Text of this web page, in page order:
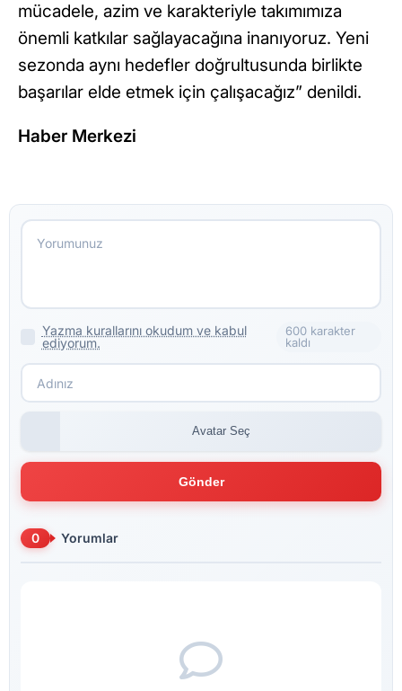
mücadele, azim ve karakteriyle takımımıza
önemli katkılar sağlayacağına inanıyoruz. Yeni
sezonda aynı hedefler doğrultusunda birlikte
başarılar elde etmek için çalışacağız” denildi.
Haber Merkezi
Yazma kurallarını okudum ve kabul
ediyorum.
600 karakter
kaldı
Avatar Seç
Gönder
0 Yorumlar